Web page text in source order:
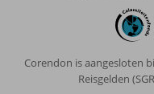
Corendon is aangesloten
Reisgelden